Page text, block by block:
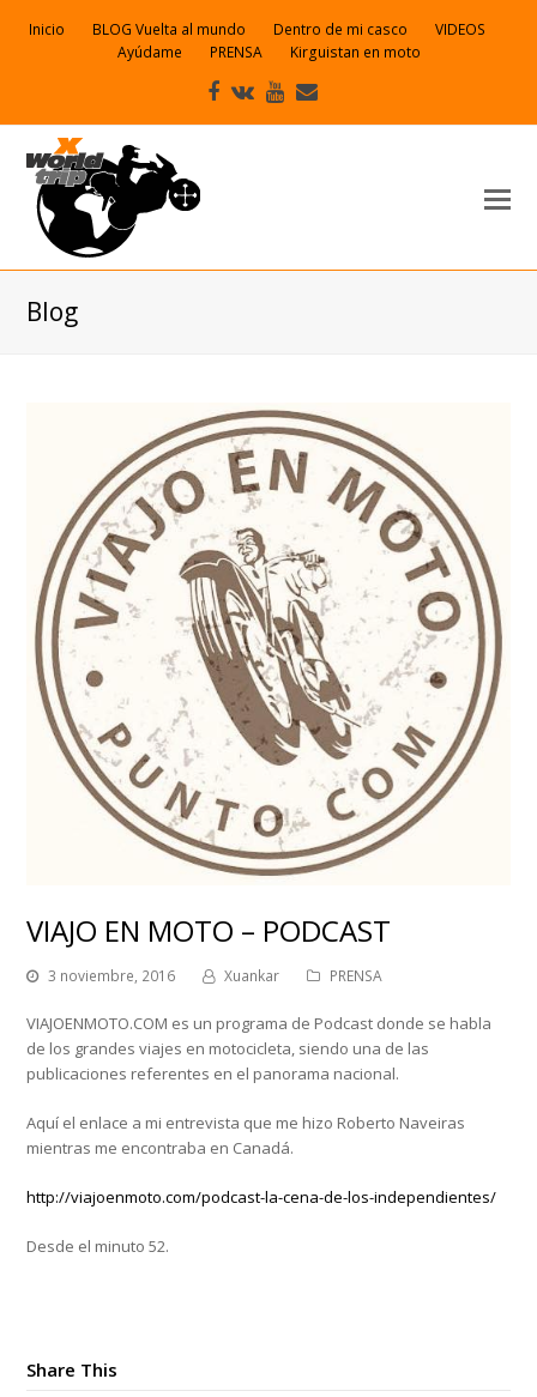
Inicio BLOG Vuelta al mundo Dentro de mi casco
VIDEOS
Ayúdame
PRENSA Kirguistan en moto
Facebook
VK Youtube
electrónico
Blog
VIAJO EN MOTO – PODCAST
3 noviembre, 2016 Xuankar PRENSA
VIAJOENMOTO.COM es un programa de Podcast donde se habla
de los grandes viajes en motocicleta, siendo una de las
publicaciones referentes en el panorama nacional.
Aquí el enlace a mi entrevista que me hizo Roberto Naveiras
mientras me encontraba en Canadá.
http://viajoenmoto.com/podcast-la-cena-de-los-independientes/
Desde el minuto 52.
Share This